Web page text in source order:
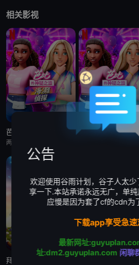
相关影视
芭比的神秘之旅:海滩探案集 英语版
拜斯:格雷夫
公告
欢迎使用谷雨计划，谷子人太
享一下.本站承诺永远无广，单
应慢是因为套了cf的cdn为
下载app享受急速
最新网址
址:dm2.guyuplan.com 闲聊